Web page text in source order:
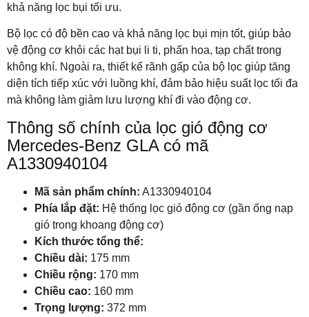
khả năng lọc bụi tối ưu.
Bộ lọc có độ bền cao và khả năng lọc bụi mịn tốt, giúp bảo
vệ động cơ khỏi các hạt bụi li ti, phấn hoa, tạp chất trong
không khí. Ngoài ra, thiết kế rãnh gấp của bộ lọc giúp tăng
diện tích tiếp xúc với luồng khí, đảm bảo hiệu suất lọc tối đa
mà không làm giảm lưu lượng khí đi vào động cơ.
Thông số chính của lọc gió động cơ
Mercedes-Benz GLA có mã
A1330940104
Mã sản phẩm chính: A1330940104
Phía lắp đặt: Hệ thống lọc gió động cơ (gần ống nạp
gió trong khoang động cơ)
Kích thước tổng thể:
Chiều dài: 175 mm
Chiều rộng: 170 mm
Chiều cao: 160 mm
Trọng lượng: 372 mm